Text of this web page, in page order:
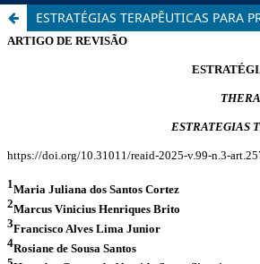
ESTRATÉGIAS TERAPÊUTICAS PARA